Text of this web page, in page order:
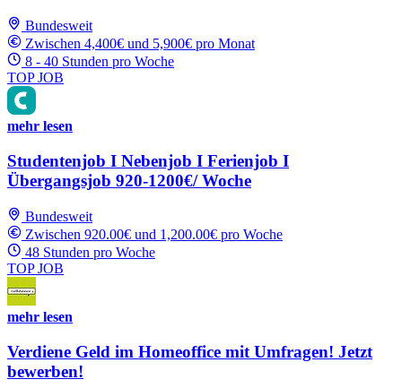
Bundesweit
Zwischen 4,400€ und 5,900€ pro Monat
8 - 40 Stunden pro Woche
TOP JOB
mehr lesen
Studentenjob I Nebenjob I Ferienjob I
Übergangsjob 920-1200€/ Woche
Bundesweit
Zwischen 920.00€ und 1,200.00€ pro Woche
48 Stunden pro Woche
TOP JOB
mehr lesen
Verdiene Geld im Homeoffice mit Umfragen! Jetzt
bewerben!